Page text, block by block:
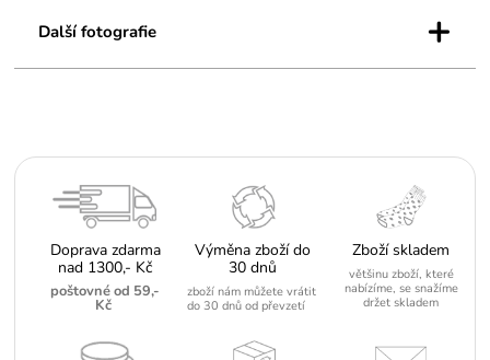
Další fotografie +
Doprava zdarma
nad 1300,- Kč
poštovné od 59,-
Kč
Výměna zboží do
30 dnů
zboží nám můžete vrátit
do 30 dnů od převzetí
Zboží skladem
většinu zboží, které
nabízíme, se snažíme
držet skladem